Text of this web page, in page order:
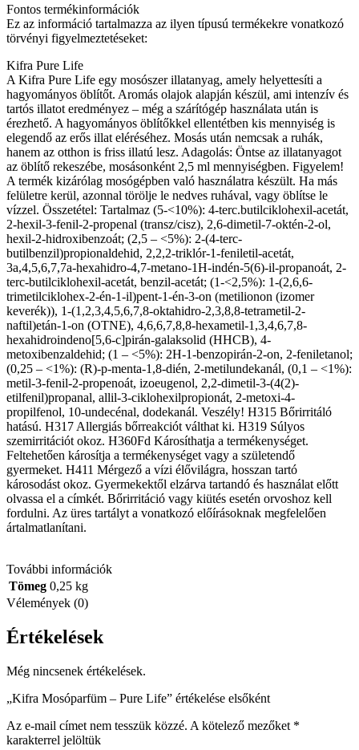
Fontos termékinformációk
Ez az információ tartalmazza az ilyen típusú termékekre vonatkozó
törvényi figyelmeztetéseket:
Kifra Pure Life
A Kifra Pure Life egy mosószer illatanyag, amely helyettesíti a
hagyományos öblítőt. Aromás olajok alapján készül, ami intenzív és
tartós illatot eredményez – még a szárítógép használata után is
érezhető. A hagyományos öblítőkkel ellentétben kis mennyiség is
elegendő az erős illat eléréséhez. Mosás után nemcsak a ruhák,
hanem az otthon is friss illatú lesz. Adagolás: Öntse az illatanyagot
az öblítő rekeszébe, mosásonként 2,5 ml mennyiségben. Figyelem!
A termék kizárólag mosógépben való használatra készült. Ha más
felületre kerül, azonnal törölje le nedves ruhával, vagy öblítse le
vízzel. Összetétel: Tartalmaz (5-<10%): 4-terc.butilciklohexil-acetát,
2-hexil-3-fenil-2-propenal (transz/cisz), 2,6-dimetil-7-oktén-2-ol,
hexil-2-hidroxibenzoát; (2,5 – <5%): 2-(4-terc-
butilbenzil)propionaldehid, 2,2,2-triklór-1-feniletil-acetát,
3a,4,5,6,7,7a-hexahidro-4,7-metano-1H-indén-5(6)-il-propanoát, 2-
terc-butilciklohexil-acetát, benzil-acetát; (1-<2,5%): 1-(2,6,6-
trimetilciklohex-2-én-1-il)pent-1-én-3-on (metilionon (izomer
keverék)), 1-(1,2,3,4,5,6,7,8-oktahidro-2,3,8,8-tetrametil-2-
naftil)etán-1-on (OTNE), 4,6,6,7,8,8-hexametil-1,3,4,6,7,8-
hexahidroindeno[5,6-c]pirán-galaksolid (HHCB), 4-
metoxibenzaldehid; (1 – <5%): 2H-1-benzopirán-2-on, 2-feniletanol;
(0,25 – <1%): (R)-p-menta-1,8-dién, 2-metilundekanál, (0,1 – <1%):
metil-3-fenil-2-propenoát, izoeugenol, 2,2-dimetil-3-(4(2)-
etilfenil)propanal, allil-3-ciklohexilpropionát, 2-metoxi-4-
propilfenol, 10-undecénal, dodekanál. Veszély! H315 Bőrirritáló
hatású. H317 Allergiás bőrreakciót válthat ki. H319 Súlyos
szemirritációt okoz. H360Fd Károsíthatja a termékenységet.
Feltehetően károsítja a termékenységet vagy a születendő
gyermeket. H411 Mérgező a vízi élővilágra, hosszan tartó
károsodást okoz. Gyermekektől elzárva tartandó és használat előtt
olvassa el a címkét. Bőrirritáció vagy kiütés esetén orvoshoz kell
fordulni. Az üres tartályt a vonatkozó előírásoknak megfelelően
ártalmatlanítani.
További információk
Tömeg 0,25 kg
Vélemények (0)
Értékelések
Még nincsenek értékelések.
„Kifra Mosóparfüm – Pure Life” értékelése elsőként
Az e-mail címet nem tesszük közzé. A kötelező mezőket *
karakterrel jelöltük